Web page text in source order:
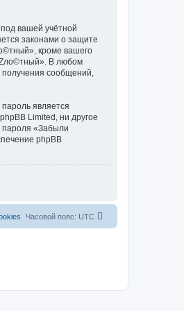
вашей учётной
законами о защите
кроме вашего
В любом
получения сообщений,
является
Limited, ни другое
пароля «Забыли
phpBB
Часовой пояс: UTC